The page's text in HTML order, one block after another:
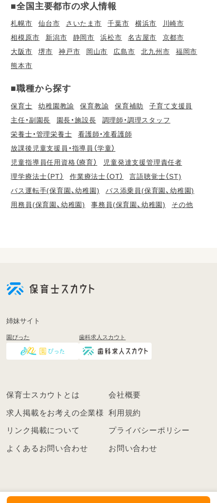
■全国主要都市の求人情報
札幌市 仙台市 さいたま市 千葉市 横浜市
川崎市
相模原市
新潟市 静岡市 浜松市 名古屋市
京都市
大阪市
堺市 神戸市 岡山市 広島市 北九州市
福岡市
熊本市
■職種から探す
保育士 幼稚園教諭 保育教諭 保育補助
子育て支援員
主任・副園長
園長・施設長
調理師・調理スタッフ
栄養士・管理栄養士
看護師・准看護師
放課後児童支援員・指導員（学童）
児童指導員任用資格（療育）
児童発達支援管理責任者
理学療法士（PT）
作業療法士（OT）
言語聴覚士（ST)
バス運転手(保育園、幼稚園)
バス添乗員(保育園、幼稚園)
用務員(保育園、幼稚園)
事務員(保育園、幼稚園) その他
登
く
ン
こ
姉妹サイト
園ぴった 歯科求人スカウト
保育士スカウトとは 会社概要
求人掲載をお考えの企業様 利用規約
リンク掲載について プライバシーポリシー
よくあるお問い合わせ お問い合わせ